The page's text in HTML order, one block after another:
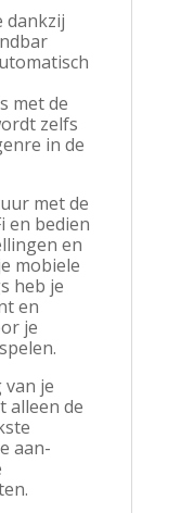
dankzij
met de
zelfs
in de
met de
en bedien
en
mobiele
heb je
en
je
je
alleen de
aan-